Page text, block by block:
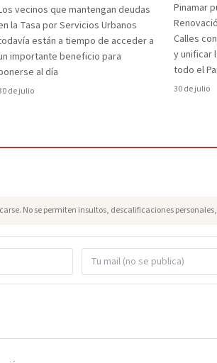
vecinos que mantengan deudas
la Tasa por Servicios Urbanos
están a tiempo de acceder a
importante beneficio para
al día
de julio
Pinamar
Calles
y unificar
todo el
30 de julio
No se permiten insultos, descalificaciones